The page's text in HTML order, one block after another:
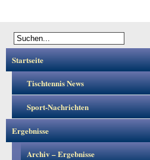
Startseite
Tischtennis News
Sport-Nachrichten
Ergebnisse
Archiv – Ergebnisse